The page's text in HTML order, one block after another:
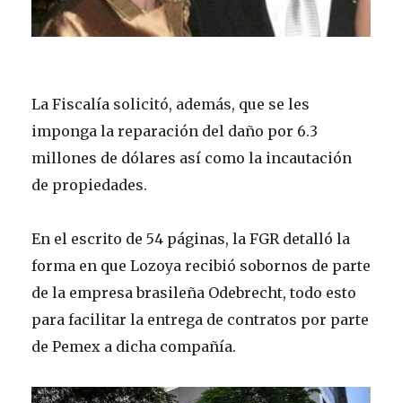
La Fiscalía solicitó, además, que se les
imponga la reparación del daño por 6.3
millones de dólares así como la incautación
de propiedades.
En el escrito de 54 páginas, la FGR detalló la
forma en que Lozoya recibió sobornos de parte
de la empresa brasileña Odebrecht, todo esto
para facilitar la entrega de contratos por parte
de Pemex a dicha compañía.